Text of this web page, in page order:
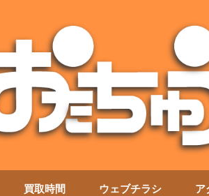
買取時間 ウェブチラシ ア